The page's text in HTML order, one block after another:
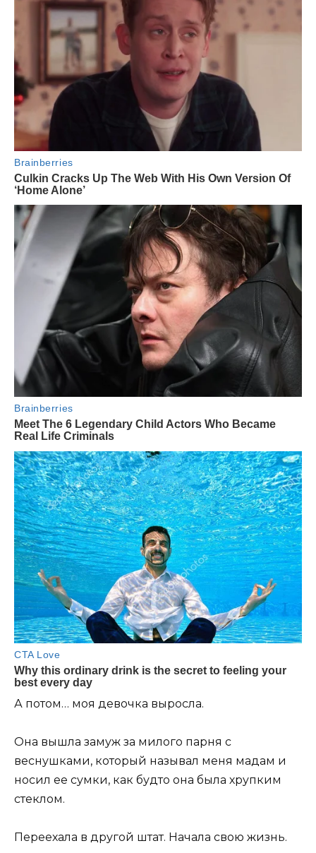
А потом… моя девочка выросла.
Она вышла замуж за милого парня с
веснушками, который называл меня мадам и
носил ее сумки, как будто она была хрупким
стеклом.
Переехала в другой штат. Начала свою жизнь.